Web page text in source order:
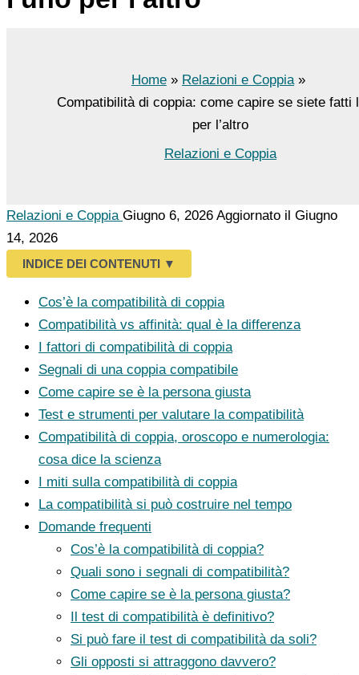
Home
Relazioni e Coppia
Compatibilità di coppia: come capire se siete fatti
per l’altro
Relazioni e Coppia
Relazioni e Coppia Giugno 6, 2026 Aggiornato il Giugno
14, 2026
INDICE DEI CONTENUTI ▼
Cos’è la compatibilità di coppia
Compatibilità vs affinità: qual è la differenza
I fattori di compatibilità di coppia
Segnali di una coppia compatibile
Come capire se è la persona giusta
Test e strumenti per valutare la compatibilità
Compatibilità di coppia, oroscopo e numerologia:
cosa dice la scienza
I miti sulla compatibilità di coppia
La compatibilità si può costruire nel tempo
Domande frequenti
Cos’è la compatibilità di coppia?
Quali sono i segnali di compatibilità?
Come capire se è la persona giusta?
Il test di compatibilità è definitivo?
Si può fare il test di compatibilità da soli?
Gli opposti si attraggono davvero?